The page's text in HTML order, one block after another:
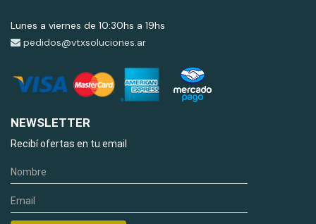
Lunes a viernes de 10:30hs a 19hs
pedidos@vtxsoluciones.ar
NEWSLETTER
Recibí ofertas en tu email